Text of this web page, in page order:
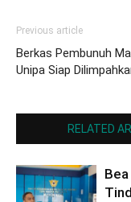
Previous article
Berkas Pembunuh
Unipa Siap
RELATED